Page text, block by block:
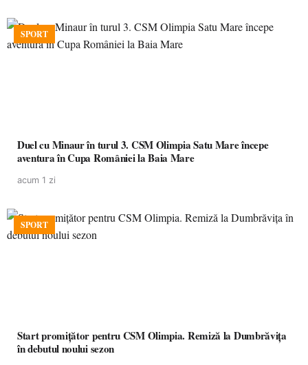
SPORT
Duel cu Minaur în turul 3. CSM Olimpia Satu Mare începe
aventura în Cupa României la Baia Mare
acum 1 zi
SPORT
Start promițător pentru CSM Olimpia. Remiză la Dumbrăvița
în debutul noului sezon